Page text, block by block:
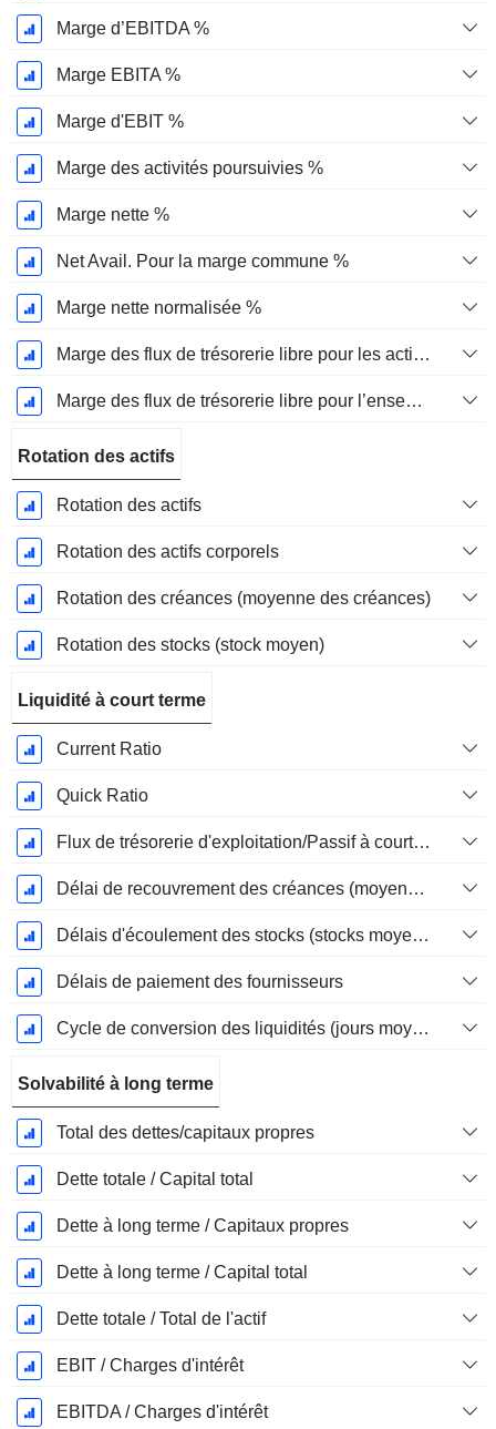
Marge d’EBITDA %
Marge EBITA %
Marge d'EBIT %
Marge des activités poursuivies %
Marge nette %
Net Avail. Pour la marge commune %
Marge nette normalisée %
Marge des flux de trésorerie libre pour les actionnaires
Marge des flux de trésorerie libre pour l’ensemble des pourvoyeurs de fonds
Rotation des actifs
Rotation des actifs
Rotation des actifs corporels
Rotation des créances (moyenne des créances)
Rotation des stocks (stock moyen)
Liquidité à court terme
Current Ratio
Quick Ratio
Flux de trésorerie d'exploitation/Passif à court terme
Délai de recouvrement des créances (moyenne des créances)
Délais d'écoulement des stocks (stocks moyens)
Délais de paiement des fournisseurs
Cycle de conversion des liquidités (jours moyens)
Solvabilité à long terme
Total des dettes/capitaux propres
Dette totale / Capital total
Dette à long terme / Capitaux propres
Dette à long terme / Capital total
Dette totale / Total de l'actif
EBIT / Charges d'intérêt
EBITDA / Charges d'intérêt